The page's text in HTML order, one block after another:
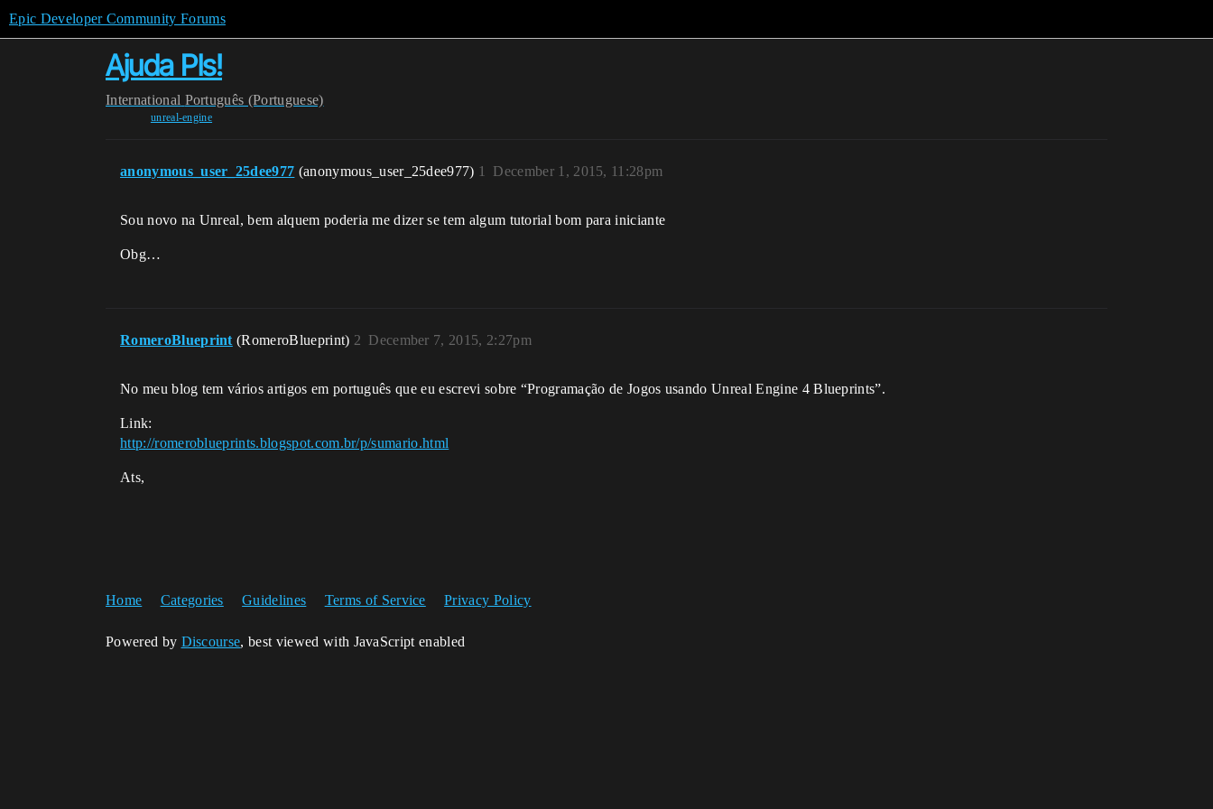
Epic Developer Community Forums
Ajuda Pls!
International Português (Portuguese)
unreal-engine
anonymous_user_25dee977 (anonymous_user_25dee977) December 1, 2015, 11:28pm
1
Sou novo na Unreal, bem alquem poderia me dizer se tem algum tutorial bom para iniciante
Obg…
RomeroBlueprint (RomeroBlueprint) December 7, 2015, 2:27pm
2
No meu blog tem vários artigos em português que eu escrevi sobre “Programação de Jogos usando Unreal Engine 4 Blueprints”.
Link:
http://romeroblueprints.blogspot.com.br/p/sumario.html
Ats,
Home Categories Guidelines Terms of Service Privacy Policy
Powered by Discourse, best viewed with JavaScript enabled